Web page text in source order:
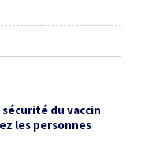
du vaccin
les personnes